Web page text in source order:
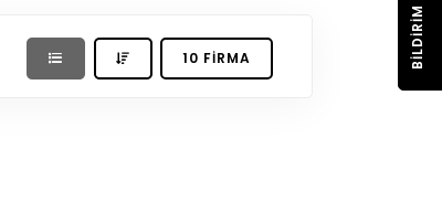
10 FIRMA BILDIRIM